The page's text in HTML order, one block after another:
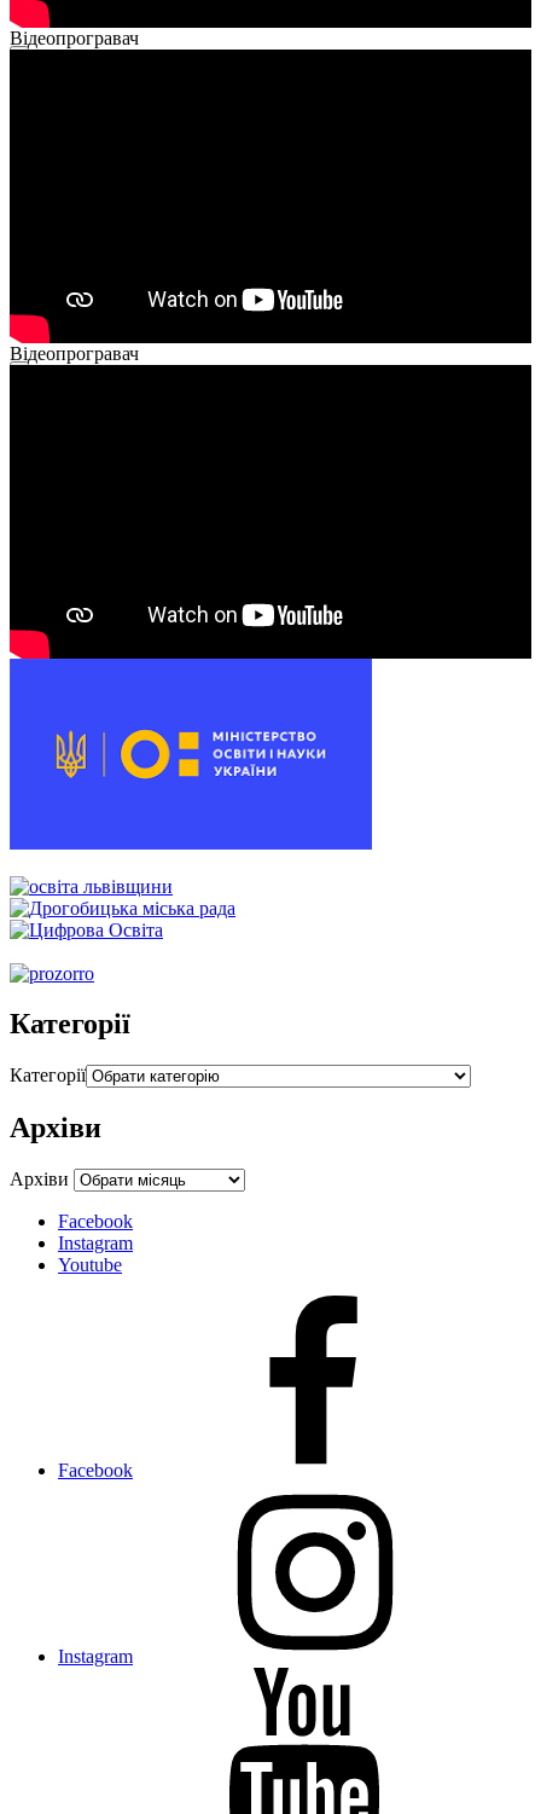
Відеопрогравач
Відеопрогравач
Категорії
Категорії
Архіви
Архіви
Facebook
Instagram
Youtube
Facebook
Instagram